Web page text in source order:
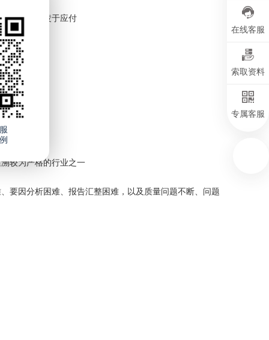
件供应商疲于应付
问题
较为严格的行业之一
要因分析困难、报告汇整困难，以及质量问题不断、问题
在线客服
索取资料
专属客服